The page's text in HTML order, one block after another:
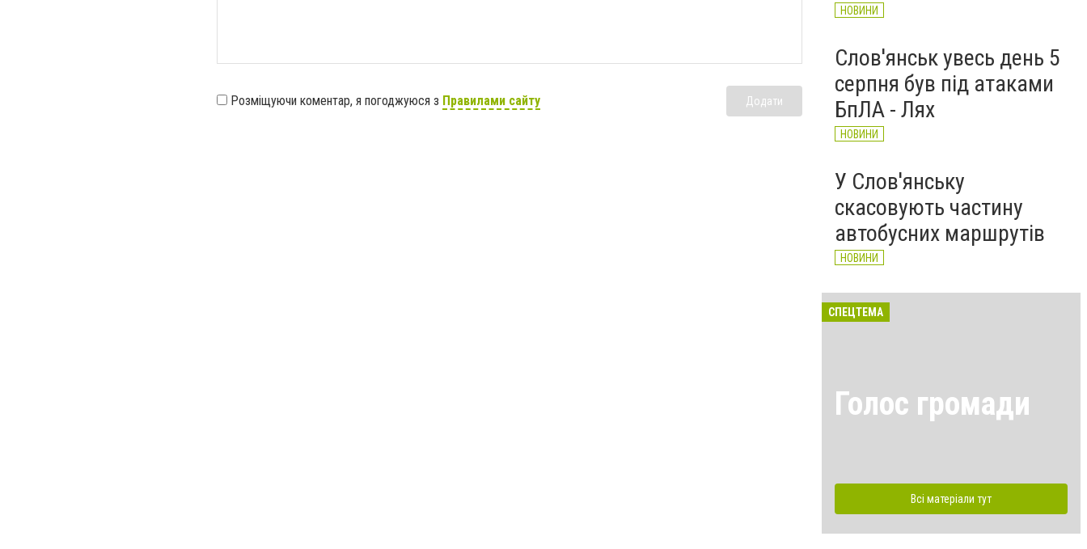
Розміщуючи коментар, я погоджуюся з Правилами сайту Додати
НОВИНИ
Слов'янськ увесь день 5
серпня був під атаками
БпЛА - Лях
НОВИНИ
У Слов'янську
скасовують частину
автобусних маршрутів
НОВИНИ
СПЕЦТЕМА
Голос громади
Всі матеріали тут